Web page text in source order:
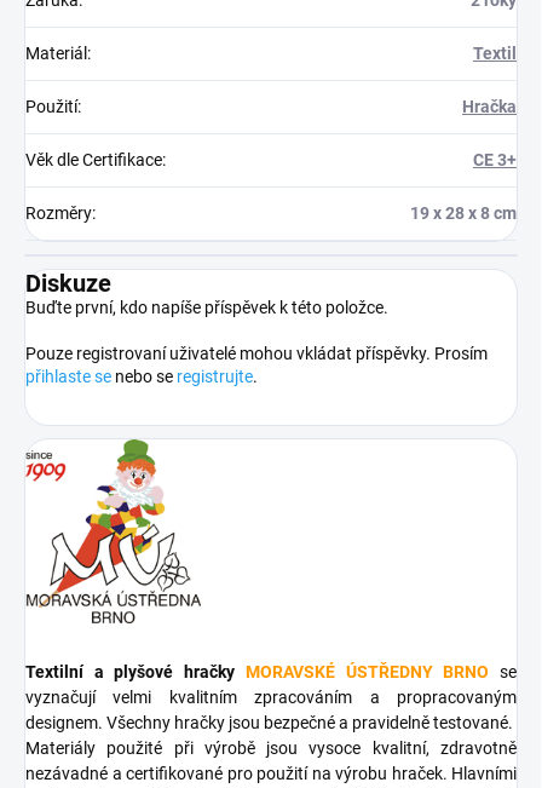
Materiál : Textil
Použití: Hračka
Věk dle Certifikace: CE 3+
Rozměry: 19 x 28 x 8 cm
Diskuze
Buďte první, kdo napíše příspěvek k této položce.
Pouze registrovaní uživatelé mohou vkládat příspěvky. Prosím
přihlaste se nebo se registrujte.
Textilní a plyšové hračky MORAVSKÉ ÚSTŘEDNY BRNO se
vyznačují velmi kvalitním zpracováním a propracovaným
designem. Všechny hračky jsou bezpečné a pravidelně testované.
Materiály použité při výrobě jsou vysoce kvalitní, zdravotně
nezávadné a certifikované pro použití na výrobu hraček. Hlavními